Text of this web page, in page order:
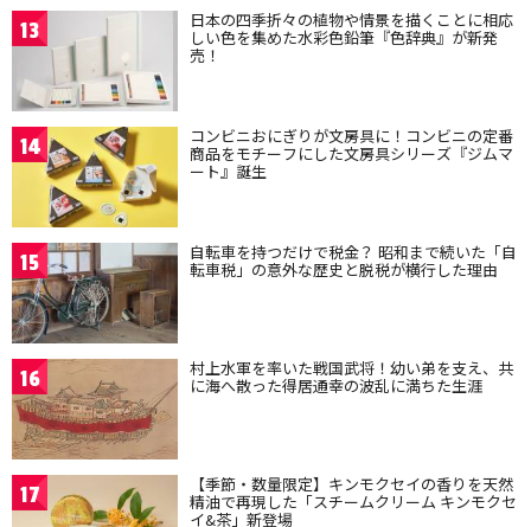
13 日本の四季折々の植物や情景を描くことに相応
しい色を集めた水彩色鉛筆『色辞典』が新発
売！
14 コンビニおにぎりが文房具に！コンビニの定番
商品をモチーフにした文房具シリーズ『ジムマ
ート』誕生
15 自転車を持つだけで税金？ 昭和まで続いた「自
転車税」の意外な歴史と脱税が横行した理由
16 村上水軍を率いた戦国武将！幼い弟を支え、共
に海へ散った得居通幸の波乱に満ちた生涯
17 【季節・数量限定】キンモクセイの香りを天然
精油で再現した「スチームクリーム キンモクセ
イ&茶」新登場